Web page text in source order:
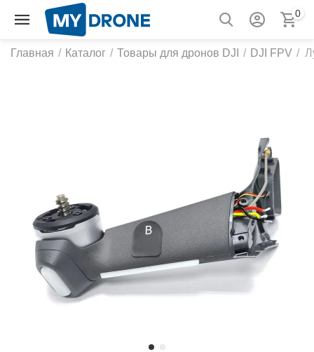
0
Главная / Каталог / Товары для дронов DJI / DJI FPV /